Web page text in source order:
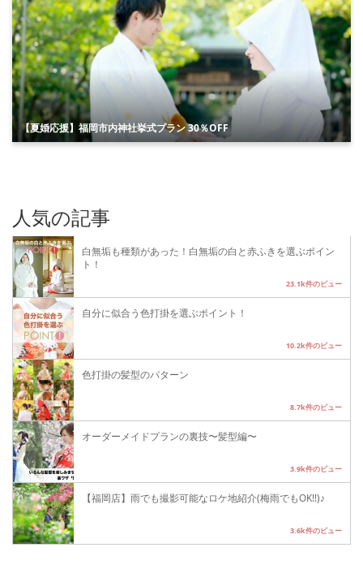
【夏婚応援】福岡市内神社挙式プラン 30％OFF
人気の記事
白無垢も種類があった！白無垢の白と赤ふきを選ぶポイン
ト！
23.1k件のビュー
自分に似合う色打掛を選ぶポイント！
10.2k件のビュー
色打掛の髪型のパターン
8.7k件のビュー
オーダーメイドプランの裏技〜髪型編〜
3.9k件のビュー
【福岡店】雨でも撮影可能なロケ地紹介(梅雨でもOK!!)♪
3.6k件のビュー